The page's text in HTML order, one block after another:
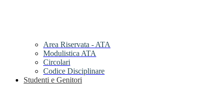
Area Riservata - ATA
Modulistica ATA
Circolari
Codice Disciplinare
Studenti e Genitori